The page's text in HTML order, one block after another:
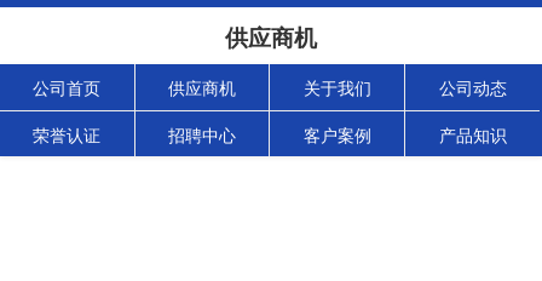
供应商机
公司首页 供应商机 关于我们 公司动态
荣誉认证 招聘中心 客户案例 产品知识